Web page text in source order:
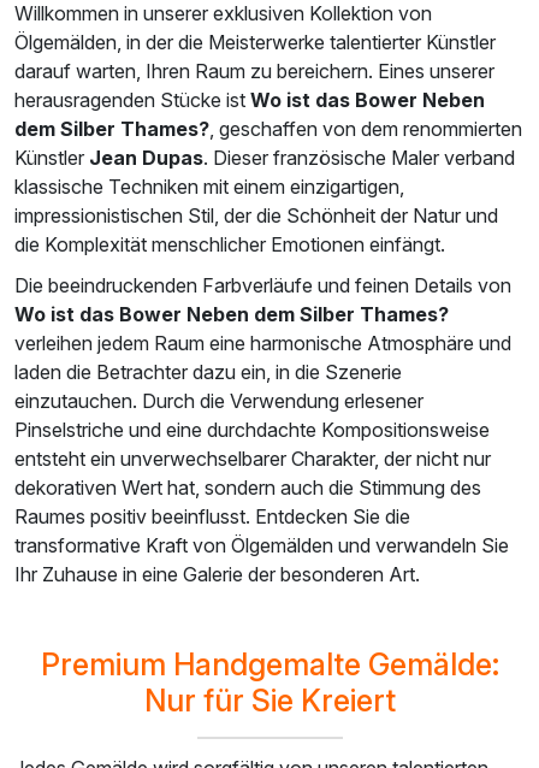
Willkommen in unserer exklusiven Kollektion von
Ölgemälden, in der die Meisterwerke talentierter Künstler
darauf warten, Ihren Raum zu bereichern. Eines unserer
herausragenden Stücke ist Wo ist das Bower Neben
dem Silber Thames?, geschaffen von dem renommierten
Künstler Jean Dupas. Dieser französische Maler verband
klassische Techniken mit einem einzigartigen,
impressionistischen Stil, der die Schönheit der Natur und
die Komplexität menschlicher Emotionen einfängt.
Die beeindruckenden Farbverläufe und feinen Details von
Wo ist das Bower Neben dem Silber Thames?
verleihen jedem Raum eine harmonische Atmosphäre und
laden die Betrachter dazu ein, in die Szenerie
einzutauchen. Durch die Verwendung erlesener
Pinselstriche und eine durchdachte Kompositionsweise
entsteht ein unverwechselbarer Charakter, der nicht nur
dekorativen Wert hat, sondern auch die Stimmung des
Raumes positiv beeinflusst. Entdecken Sie die
transformative Kraft von Ölgemälden und verwandeln Sie
Ihr Zuhause in eine Galerie der besonderen Art.
Premium Handgemalte Gemälde:
Nur für Sie Kreiert